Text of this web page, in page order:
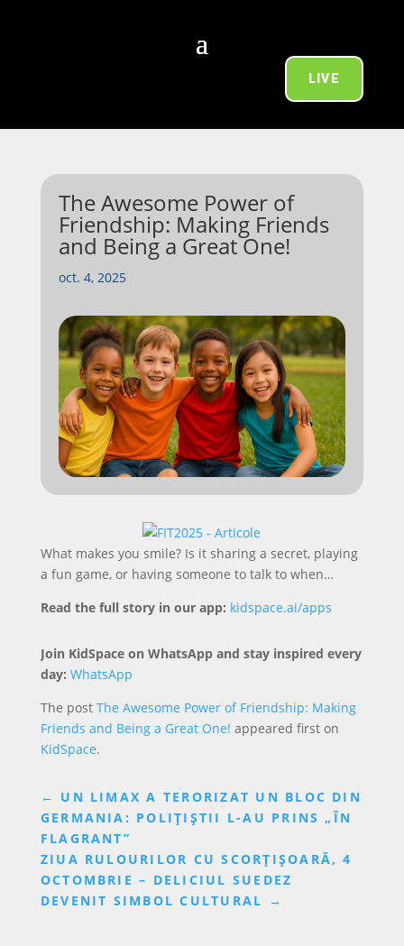
LIVE
The Awesome Power of
Friendship: Making Friends
and Being a Great One!
oct. 4, 2025
What makes you smile? Is it sharing a secret, playing
a fun game, or having someone to talk to when…
Read the full story in our app: kidspace.ai/apps
Join KidSpace on WhatsApp and stay inspired every
day: WhatsApp
The post The Awesome Power of Friendship: Making
Friends and Being a Great One! appeared first on
KidSpace.
← UN LIMAX A TERORIZAT UN BLOC DIN
GERMANIA: POLIȚIȘTII L-AU PRINS „ÎN
FLAGRANT”
ZIUA RULOURILOR CU SCORȚIȘOARĂ, 4
OCTOMBRIE – DELICIUL SUEDEZ
DEVENIT SIMBOL CULTURAL →